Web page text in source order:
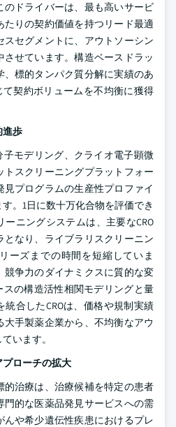
のドライバーは、最も高いサービ
りの契約価値を持つリード最適
セグメントに、アウトソーシン
せています。構造ベースドラッ
標的タンパク質分解に実績のあ
て契約ボリュームを不均衡に獲得
進歩
モデリング、クライオ電子顕微
スクリーニングプラットフォー
プログラムの生産性プロファイ
。1日に数十万化合物を評価でき
ニングシステムは、主要なCRO
なり、ライブラリスクリーニン
ーズまでの時間を短縮していま
争力のダイナミクスに質的な変
の構造活性相関モデリングと量
合したCROは、価格や規制実績
大手製薬企業から、不均衡なアウ
います。
ローチの拡大
治療は、治療候補を特定の患者
的な医薬品発見サービスへの需
や希少遺伝性疾患におけるプレ